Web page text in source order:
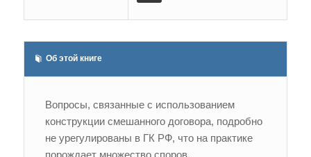
Об этой книге
Вопросы, связанные с использованием
конструкции смешанного договора, подробно
не урегулированы в ГК РФ, что на практике
порождает множество споров.